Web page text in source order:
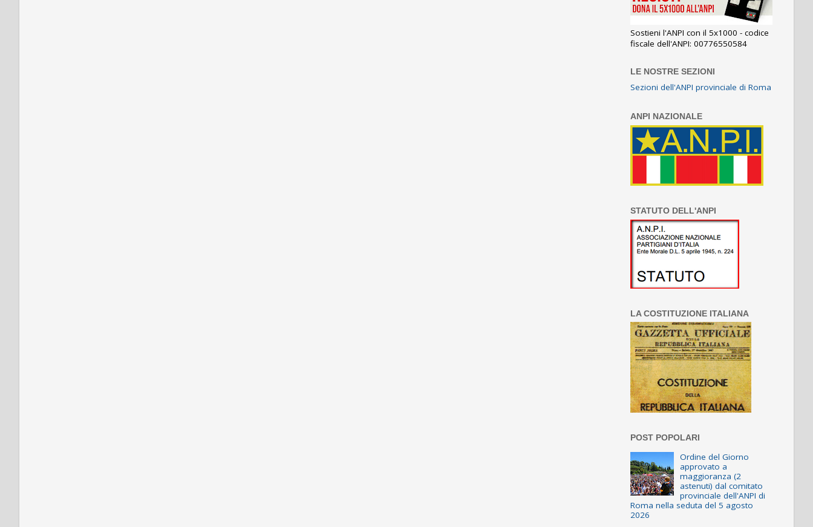
Sostieni l'ANPI con il 5x1000 - codice
fiscale dell'ANPI: 00776550584
LE NOSTRE SEZIONI
Sezioni dell'ANPI provinciale di Roma
ANPI NAZIONALE
STATUTO DELL'ANPI
LA COSTITUZIONE ITALIANA
POST POPOLARI
Ordine del Giorno
approvato a
maggioranza (2
astenuti) dal comitato
provinciale dell'ANPI di
Roma nella seduta del 5 agosto
2026